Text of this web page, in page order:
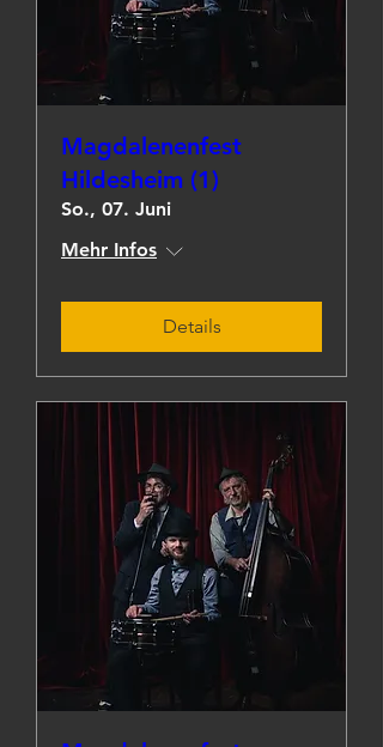
Magdalenenfest
Hildesheim (1)
So., 07. Juni
Mehr Infos
Details